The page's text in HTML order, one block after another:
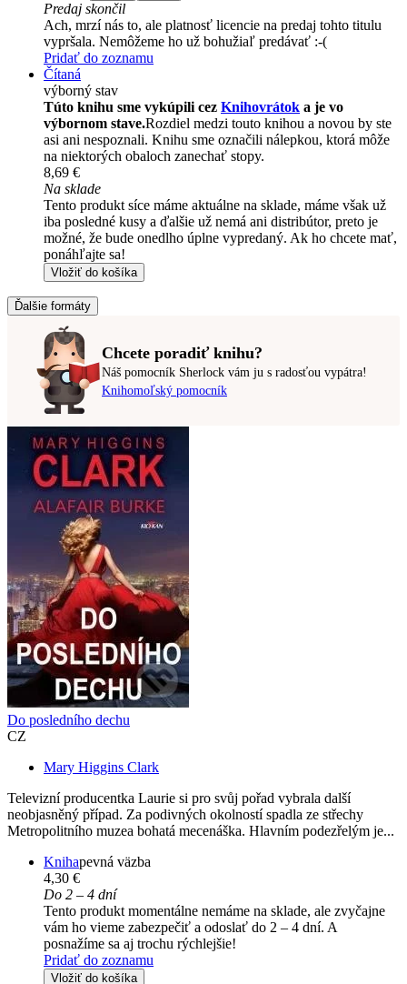
Predaj skončil
Ach, mrzí nás to, ale platnosť licencie na predaj tohto titulu
vypršala. Nemôžeme ho už bohužiaľ predávať :-(
Pridať do zoznamu
Čítaná
výborný stav
Túto knihu sme vykúpili cez Knihovrátok a je vo
výbornom stave.Rozdiel medzi touto knihou a novou by ste
asi ani nespoznali. Knihu sme označili nálepkou, ktorá môže
na niektorých obaloch zanechať stopy.
8,69 €
Na sklade
Tento produkt síce máme aktuálne na sklade, máme však už
iba posledné kusy a ďalšie už nemá ani distribútor, preto je
možné, že bude onedlho úplne vypredaný. Ak ho chcete mať,
ponáhľajte sa!
Vložiť do košíka
Ďalšie formáty
Chcete poradiť knihu?
Náš pomocník Sherlock vám ju s radosťou vypátra!
Knihomoľský pomocník
Do posledního dechu
CZ
Mary Higgins Clark
Televizní producentka Laurie si pro svůj pořad vybrala další
neobjasněný případ. Za podivných okolností spadla ze střechy
Metropolitního muzea bohatá mecenáška. Hlavním podezřelým je...
Knihapevná väzba
4,30 €
Do 2 – 4 dní
Tento produkt momentálne nemáme na sklade, ale zvyčajne
vám ho vieme zabezpečiť a odoslať do 2 – 4 dní. A
posnažíme sa aj trochu rýchlejšie!
Pridať do zoznamu
Vložiť do košíka